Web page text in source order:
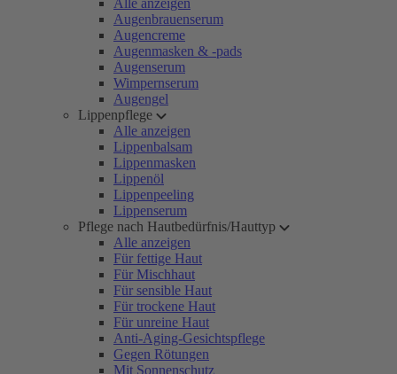
Alle anzeigen
Augenbrauenserum
Augencreme
Augenmasken & -pads
Augenserum
Wimpernserum
Augengel
Lippenpflege
Alle anzeigen
Lippenbalsam
Lippenmasken
Lippenöl
Lippenpeeling
Lippenserum
Pflege nach Hautbedürfnis/Hauttyp
Alle anzeigen
Für fettige Haut
Für Mischhaut
Für sensible Haut
Für trockene Haut
Für unreine Haut
Anti-Aging-Gesichtspflege
Gegen Rötungen
Mit Sonnenschutz